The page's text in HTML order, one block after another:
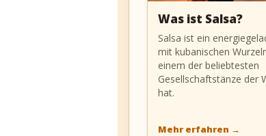
Was ist Salsa?
Salsa ist ein
mit kubanischen
einem der beliebtesten
Gesellschaftstänze der
hat.
Mehr erfahren →